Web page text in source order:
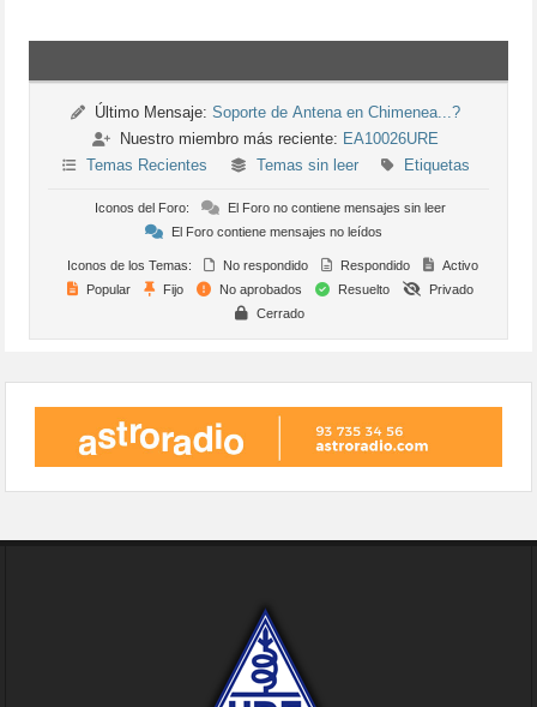
Último Mensaje: Soporte de Antena en Chimenea...?
Nuestro miembro más reciente: EA10026URE
Temas Recientes
Temas sin leer Etiquetas
Iconos del Foro:
El Foro no contiene mensajes sin leer
El Foro contiene mensajes no leídos
Iconos de los Temas: No respondido Respondido
Activo
Popular
Fijo No aprobados Resuelto
Privado
Cerrado